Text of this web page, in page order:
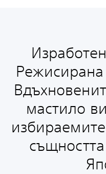
мастило